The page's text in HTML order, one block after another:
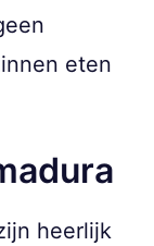
eten
heerlijk